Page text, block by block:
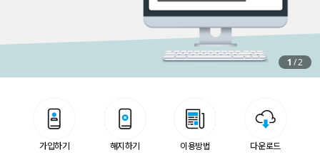
1 /2
가입하기 해지하기 이용방법 다운로드